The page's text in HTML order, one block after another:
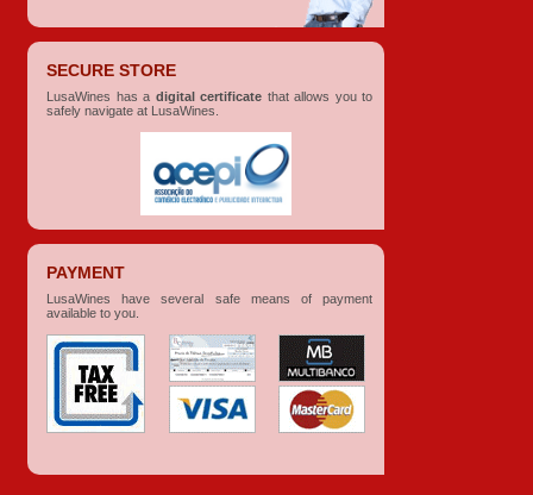
SECURE STORE
LusaWines has a digital certificate that allows you to
safely navigate at LusaWines.
PAYMENT
LusaWines have several safe means of payment
available to you.